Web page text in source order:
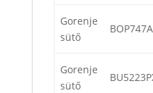
Gorenje
sütő
Gorenje
sütő